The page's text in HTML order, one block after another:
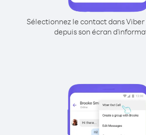
Sélectionnez le contact dans
depuis son écran